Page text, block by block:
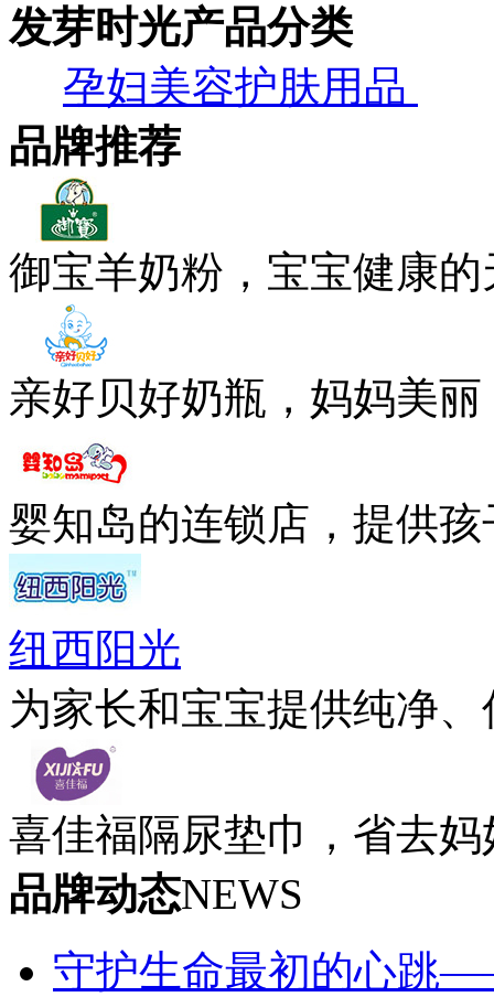
发芽时光产品分类
孕妇美容护肤用品
品牌推荐
御宝羊奶粉，宝宝健康
亲好贝好奶瓶，妈妈美
婴知岛的连锁店，提供
纽西阳光
为家长和宝宝提供纯净
喜佳福隔尿垫巾，省去
品牌动态NEWS
守护生命最初的心跳